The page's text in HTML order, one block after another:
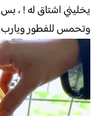
يخليني اشتاق له ! ،
وتحمس للفطور